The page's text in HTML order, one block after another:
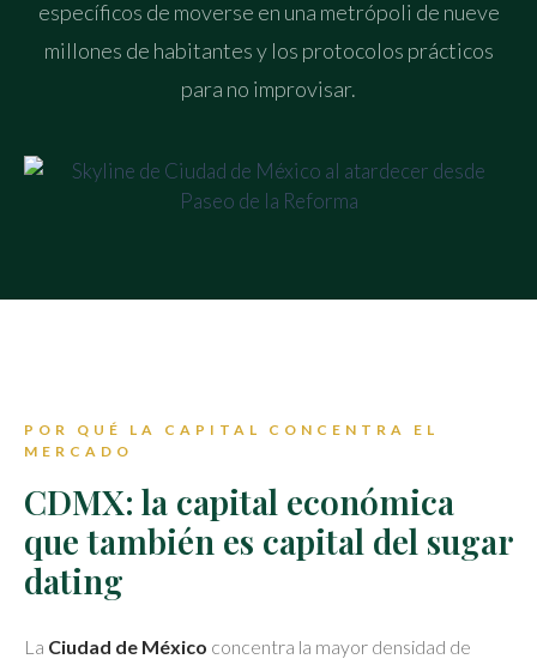
específicos de moverse en una metrópoli de nueve
millones de habitantes y los protocolos prácticos
para no improvisar.
POR QUÉ LA CAPITAL CONCENTRA EL
MERCADO
CDMX: la capital económica
que también es capital del sugar
dating
La Ciudad de México concentra la mayor densidad de